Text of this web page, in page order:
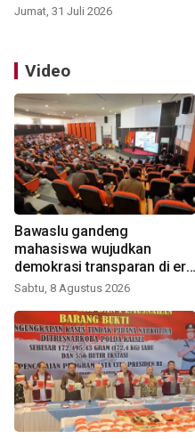
Jumat, 31 Juli 2026
Video
Bawaslu gandeng
mahasiswa wujudkan
demokrasi transparan di era
digital
Sabtu, 8 Agustus 2026